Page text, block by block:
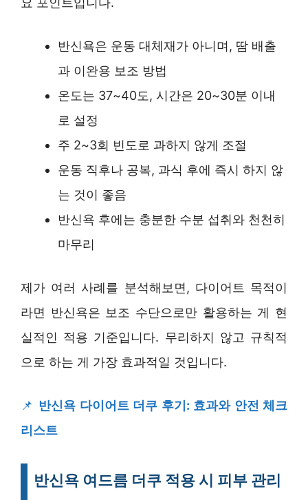
반신욕은 운동 대체재가 아니며, 땀 배출
과 이완용 보조 방법
온도는 37~40도, 시간은 20~30분 이내
로 설정
주 2~3회 빈도로 과하지 않게 조절
운동 직후나 공복, 과식 후에 즉시 하지 않
는 것이 좋음
반신욕 후에는 충분한 수분 섭취와 천천히
마무리
제가 여러 사례를 분석해보면, 다이어트 목적이
라면 반신욕은 보조 수단으로만 활용하는 게 현
실적인 적용 기준입니다. 무리하지 않고 규칙적
으로 하는 게 가장 효과적일 것입니다.
📌 반신욕 다이어트 더쿠 후기: 효과와 안전 체크
리스트
반신욕 여드름 더쿠 적용 시 피부 관리